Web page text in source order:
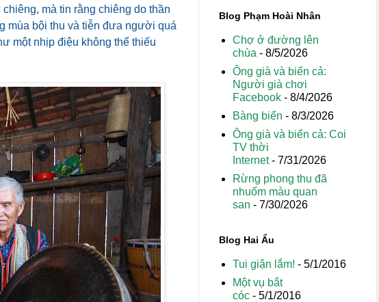
mà tin rằng chiêng do thần
mùa bội thu và tiễn đưa người quá
một nhịp điệu không thể thiếu
Blog Phạm Hoài Nhân
Chợ ở đường lên
chùa - 8/5/2026
Ông già và biển cả:
Người già chơi
Facebook - 8/4/2026
Bàng biển - 8/3/2026
Ông già và biển cả: Coi
TV thời
Internet- 7/31/2026
Rừng phong thu đã
nhuốm màu quan
san - 7/30/2026
Blog Hai Ẩu
Tui giận lắm! - 5/1/2016
Một vụ bắt
cóc - 5/1/2016